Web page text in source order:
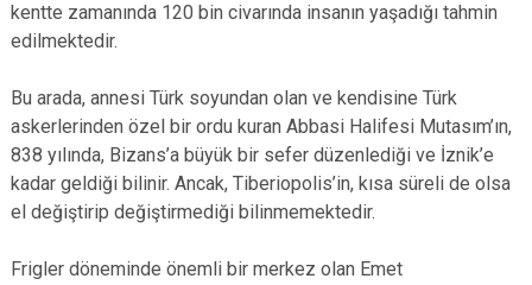
kentte zamanında 120 bin civarında insanın yaşadığı tahmin
edilmektedir.
Bu arada, annesi Türk soyundan olan ve kendisine Türk
askerlerinden özel bir ordu kuran Abbasi Halifesi Mutasım’ın,
838 yılında, Bizans’a büyük bir sefer düzenlediği ve İznik’e
kadar geldiği bilinir. Ancak, Tiberiopolis’in, kısa süreli de olsa
el değiştirip değiştirmediği bilinmemektedir.
Frigler döneminde önemli bir merkez olan Emet